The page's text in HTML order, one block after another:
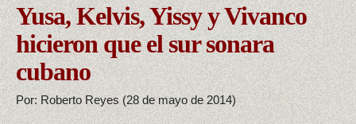
Yusa, Kelvis, Yissy y Vivanco
hicieron que el sur sonara
cubano
Por: Roberto Reyes (28 de mayo de 2014)